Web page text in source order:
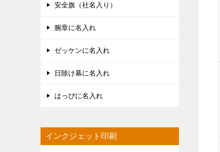
安全旗（社名入り）
腕章に名入れ
ゼッケンに名入れ
日除け幕に名入れ
はっぴに名入れ
インクジェット印刷